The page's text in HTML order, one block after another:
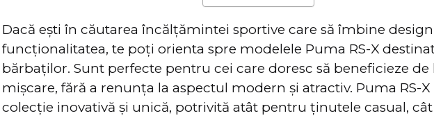
Dacă ești în căutarea încălţămintei sportive care să îmbine
funcţionalitatea, te poţi orienta spre modelele Puma RS-X
bărbaţilor. Sunt perfecte pentru cei care doresc să beneficieze de
mişcare, fără a renunța la aspectul modern şi atractiv. Puma RS-
colecţie inovativă şi unică, potrivită atât pentru ținutele casual,